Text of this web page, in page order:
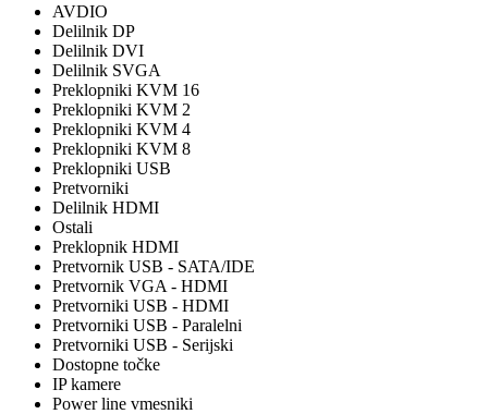
AVDIO
Delilnik DP
Delilnik DVI
Delilnik SVGA
Preklopniki KVM 16
Preklopniki KVM 2
Preklopniki KVM 4
Preklopniki KVM 8
Preklopniki USB
Pretvorniki
Delilnik HDMI
Ostali
Preklopnik HDMI
Pretvornik USB - SATA/IDE
Pretvornik VGA - HDMI
Pretvorniki USB - HDMI
Pretvorniki USB - Paralelni
Pretvorniki USB - Serijski
Dostopne točke
IP kamere
Power line vmesniki